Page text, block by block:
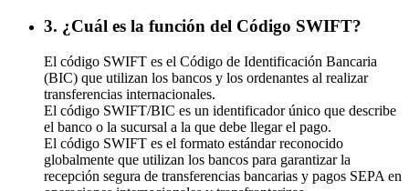
3. ¿Cuál es la función del Código SWIFT?
El código SWIFT es el Código de Identificación Bancaria
(BIC) que utilizan los bancos y los ordenantes al realizar
transferencias internacionales.
El código SWIFT/BIC es un identificador único que describe
el banco o la sucursal a la que debe llegar el pago.
El código SWIFT es el formato estándar reconocido
globalmente que utilizan los bancos para garantizar la
recepción segura de transferencias bancarias y pagos SEPA en